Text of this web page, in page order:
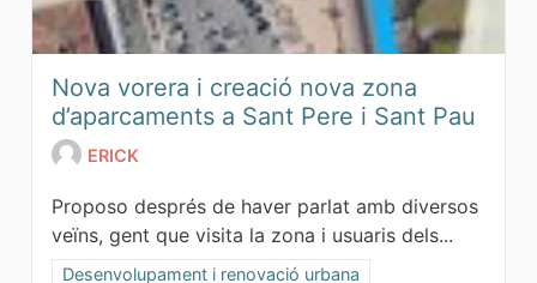
Nova vorera i creació nova zona
d’aparcaments a Sant Pere i Sant Pau
ERICK
Proposo després de haver parlat amb diversos
veïns, gent que visita la zona i usuaris dels...
Resultats al filtrar per la categoria: Desenvolupament i
Desenvolupament i renovació urbana